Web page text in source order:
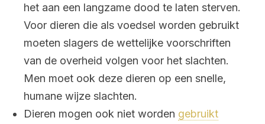
het aan een langzame dood te laten sterven.
Voor dieren die als voedsel worden gebruikt
moeten slagers de wettelijke voorschriften
van de overheid volgen voor het slachten.
Men moet ook deze dieren op een snelle,
humane wijze slachten.
Dieren mogen ook niet worden gebruikt